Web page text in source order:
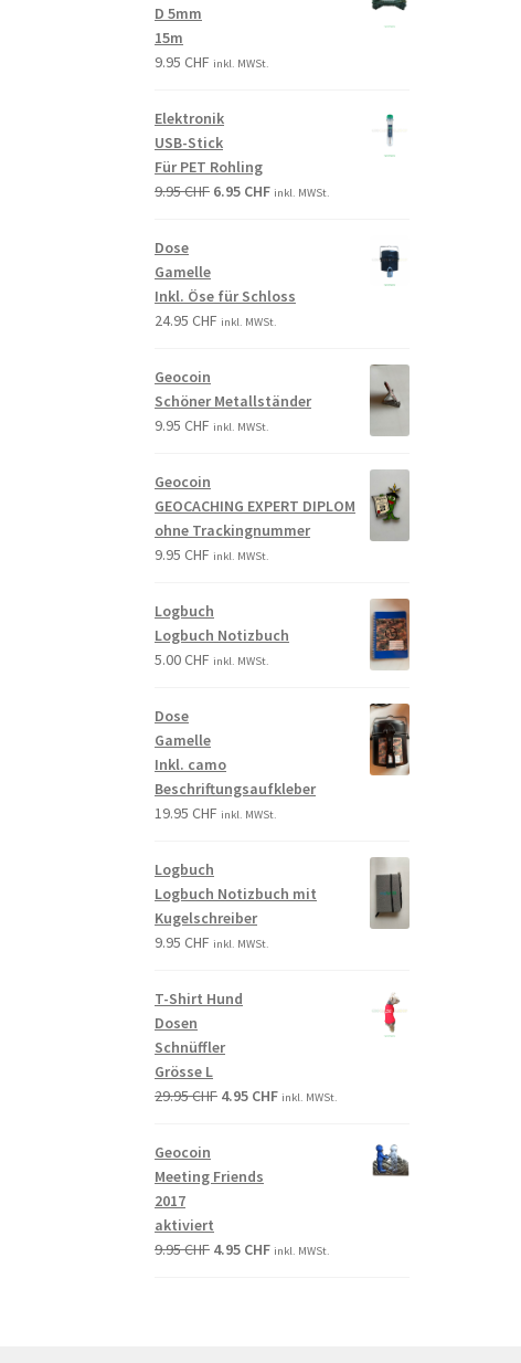
D 5mm
15m
9.95CHF inkl. MWSt.
Elektronik
USB-Stick
Für PET Rohling
9.95CHF 6.95 CHF inkl. MWSt.
Dose
Gamelle
Inkl. Öse für Schloss
24.95CHF inkl. MWSt.
Geocoin
Schöner Metallständer
9.95CHF inkl. MWSt.
Geocoin
GEOCACHING EXPERT DIPLOM
ohne Trackingnummer
9.95CHF inkl. MWSt.
Logbuch
Logbuch Notizbuch
5.00CHF inkl. MWSt.
Dose
Gamelle
Inkl. camo
Beschriftungsaufkleber
19.95CHF inkl. MWSt.
Logbuch
Logbuch Notizbuch mit
Kugelschreiber
9.95CHF inkl. MWSt.
T-Shirt Hund
Dosen
Schnüffler
Grösse L
29.95CHF 4.95 CHF inkl. MWSt.
Geocoin
Meeting Friends
2017
aktiviert
9.95CHF 4.95 CHF inkl. MWSt.